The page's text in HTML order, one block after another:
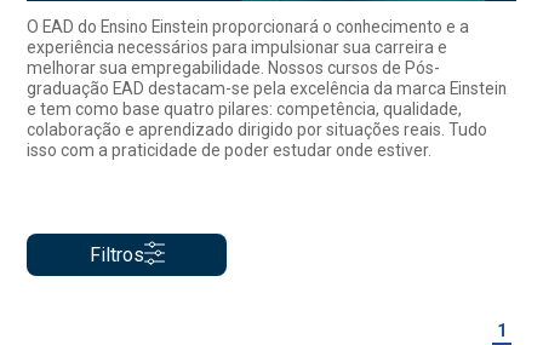
O EAD do Ensino Einstein proporcionará o conhecimento e a
experiência necessários para impulsionar sua carreira e
melhorar sua empregabilidade. Nossos cursos de Pós-
graduação EAD destacam-se pela excelência da marca Einstein
e tem como base quatro pilares: competência, qualidade,
colaboração e aprendizado dirigido por situações reais. Tudo
isso com a praticidade de poder estudar onde estiver.
Filtros
1